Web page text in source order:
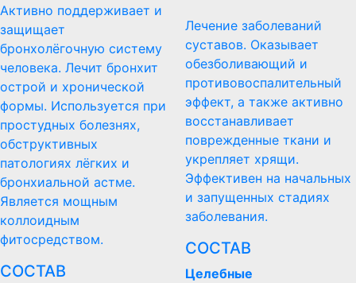
Активно поддерживает и
защищает
бронхолёгочную систему
человека. Лечит бронхит
острой и хронической
формы. Используется при
простудных болезнях,
обструктивных
патологиях лёгких и
бронхиальной астме.
Является мощным
коллоидным
фитосредством.
СОСТАВ
Лечение заболеваний
суставов. Оказывает
обезболивающий и
противовоспалительный
эффект, а также активно
восстанавливает
поврежденные ткани и
укрепляет хрящи.
Эффективен на начальных
и запущенных стадиях
заболевания.
СОСТАВ
Целебные